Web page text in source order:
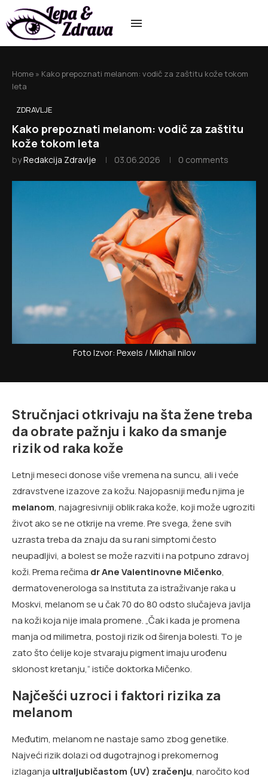
Home » Kako prepoznati melanom: vodič za zaštitu kože tokom
leta
ZDRAVLJE
Kako prepoznati melanom: vodič za zaštitu
kože tokom leta
byRedakcija Zdravlje 03.06.2026 0 comments
Foto Izvor: Pexels / Mikhail nilov
Stručnjaci otkrivaju na šta žene treba
da obrate pažnju i kako da smanje
rizik od raka kože
Letnji meseci donose više vremena na suncu, ali i veće
zdravstvene izazove za kožu. Najopasniji među njima je
melanom, najagresivniji oblik raka kože, koji može ugroziti
život ako se ne otkrije na vreme. Pre svega, žene svih
uzrasta treba da znaju da su rani simptomi često
neupadljivi, a bolest se može razviti i na potpuno zdravoj
koži. Prema rečima dr Ane Valentinovne Mičenko,
dermatovenerologa sa Instituta za istraživanje raka u
Moskvi, melanom se u čak 70 do 80 odsto slučajeva javlja
na koži koja nije imala promene. „Čak i kada je promena
manja od milimetra, postoji rizik od širenja bolesti. To je
zato što ćelije koje stvaraju pigment imaju urođenu
sklonost kretanju,“ ističe doktorka Mičenko.
Najčešći uzroci i faktori rizika za
melanom
Međutim, melanom ne nastaje samo zbog genetike.
Najveći rizik dolazi od dugotrajnog i prekomernog
izlaganja ultraljubičastom (UV) zračenju, naročito kod